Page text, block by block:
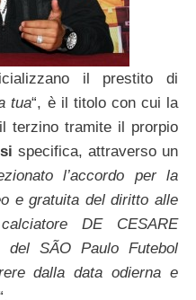
il prestito di
tua“, è il titolo con cui la
terzino tramite il prorpio
specifica, attraverso un
l’accordo per la
e gratuita del diritto alle
DE CESARE
SÃO Paulo Futebol
dalla data odierna e